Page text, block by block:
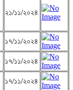
২১/১১/২০২৪
১৭/১১/২০২৪
১৭/১১/২০২৪
১৭/১১/২০২৪